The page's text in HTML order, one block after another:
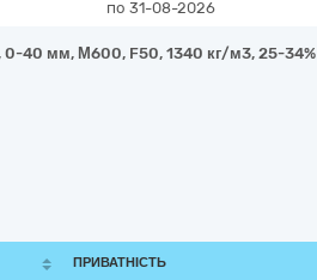
по 31-08-2026
0-40 мм, М600, F50, 1340 кг/м3, 25-34%
ПРИВАТНІСТЬ